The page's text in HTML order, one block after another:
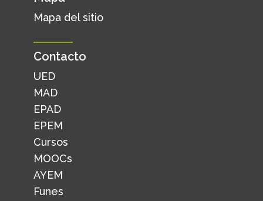
Mapa del sitio
Contacto
UED
MAD
EPAD
EPEM
Cursos
MOOCs
AYEM
Funes